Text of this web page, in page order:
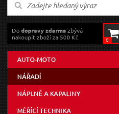
Dodopravy zdarma zbývá
nakoupit zboží za 500 Kč
0
AUTO-MOTO
NÁŘADÍ
NÁPLNĚ A KAPALINY
MĚŘÍCÍ TECHNIKA